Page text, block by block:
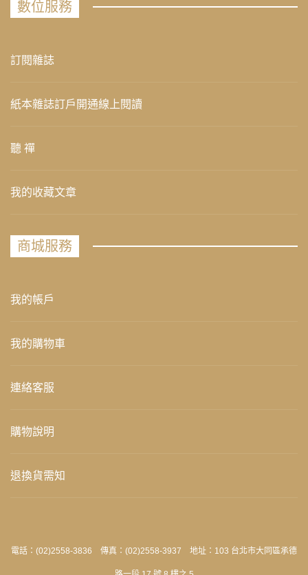
數位服務
訂閱雜誌
紙本雜誌訂戶開通線上閱讀
聽 禪
我的收藏文章
商城服務
我的帳戶
我的購物車
連絡客服
購物說明
退換貨需知
電話：(02)2558-3836 傳真：(02)2558-3937 地址：103 台北市大同區承德